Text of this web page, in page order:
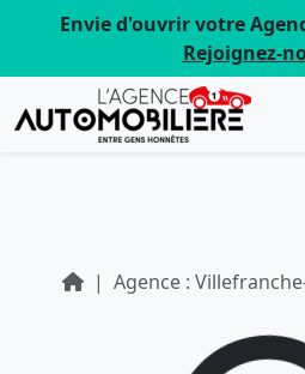
Envie d'ouvrir votre
Rejoignez-
Agence :